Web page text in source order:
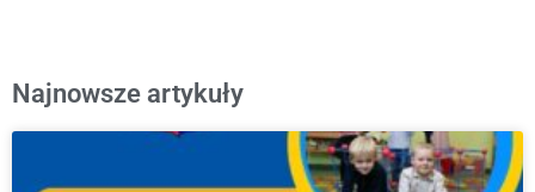
Najnowsze artykuły